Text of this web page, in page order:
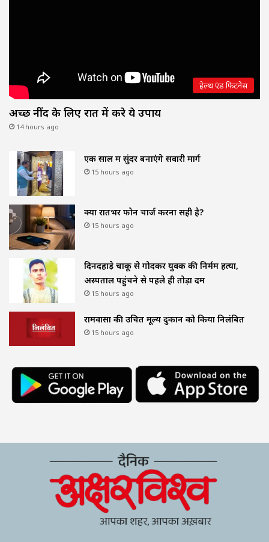
हेल्थ एंड फिटनेस
अच्छी नींद के लिए रात में करे ये उपाय
14 hours ago
एक साल में सुंदर बनाएंगे सवारी मार्ग
15 hours ago
क्या रातभर फोन चार्ज करना सही है?
15 hours ago
दिनदहाड़े चाकू से गोदकर युवक की निर्मम हत्या,
अस्पताल पहुंचने से पहले ही तोड़ा दम
15 hours ago
रामवासा की उचित मूल्य दुकान को किया निलंबित
15 hours ago